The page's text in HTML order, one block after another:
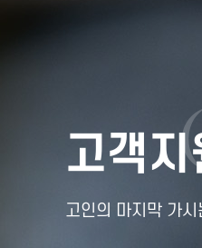
고객
고인의 마지막 가